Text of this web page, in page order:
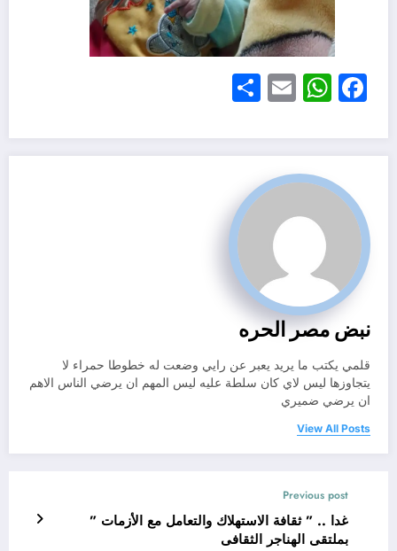
Facebook
WhatsApp
Email
نبض مصر الحره
قلمي يكتب ما يريد يعبر عن رايي وضعت له خطوطا حمراء لا
يتجاوزها ليس لاي كان سلطة عليه ليس المهم ان يرضي الناس الاهم
ان يرضي ضميري
View All Posts
Previous post
غدا .. ” ثقافة الاستهلاك والتعامل مع الأزمات ”
بملتقى الهناجر الثقافى